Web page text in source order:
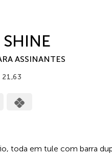
ASSINANTES
21,63
MasterCard
toda em tule com barra